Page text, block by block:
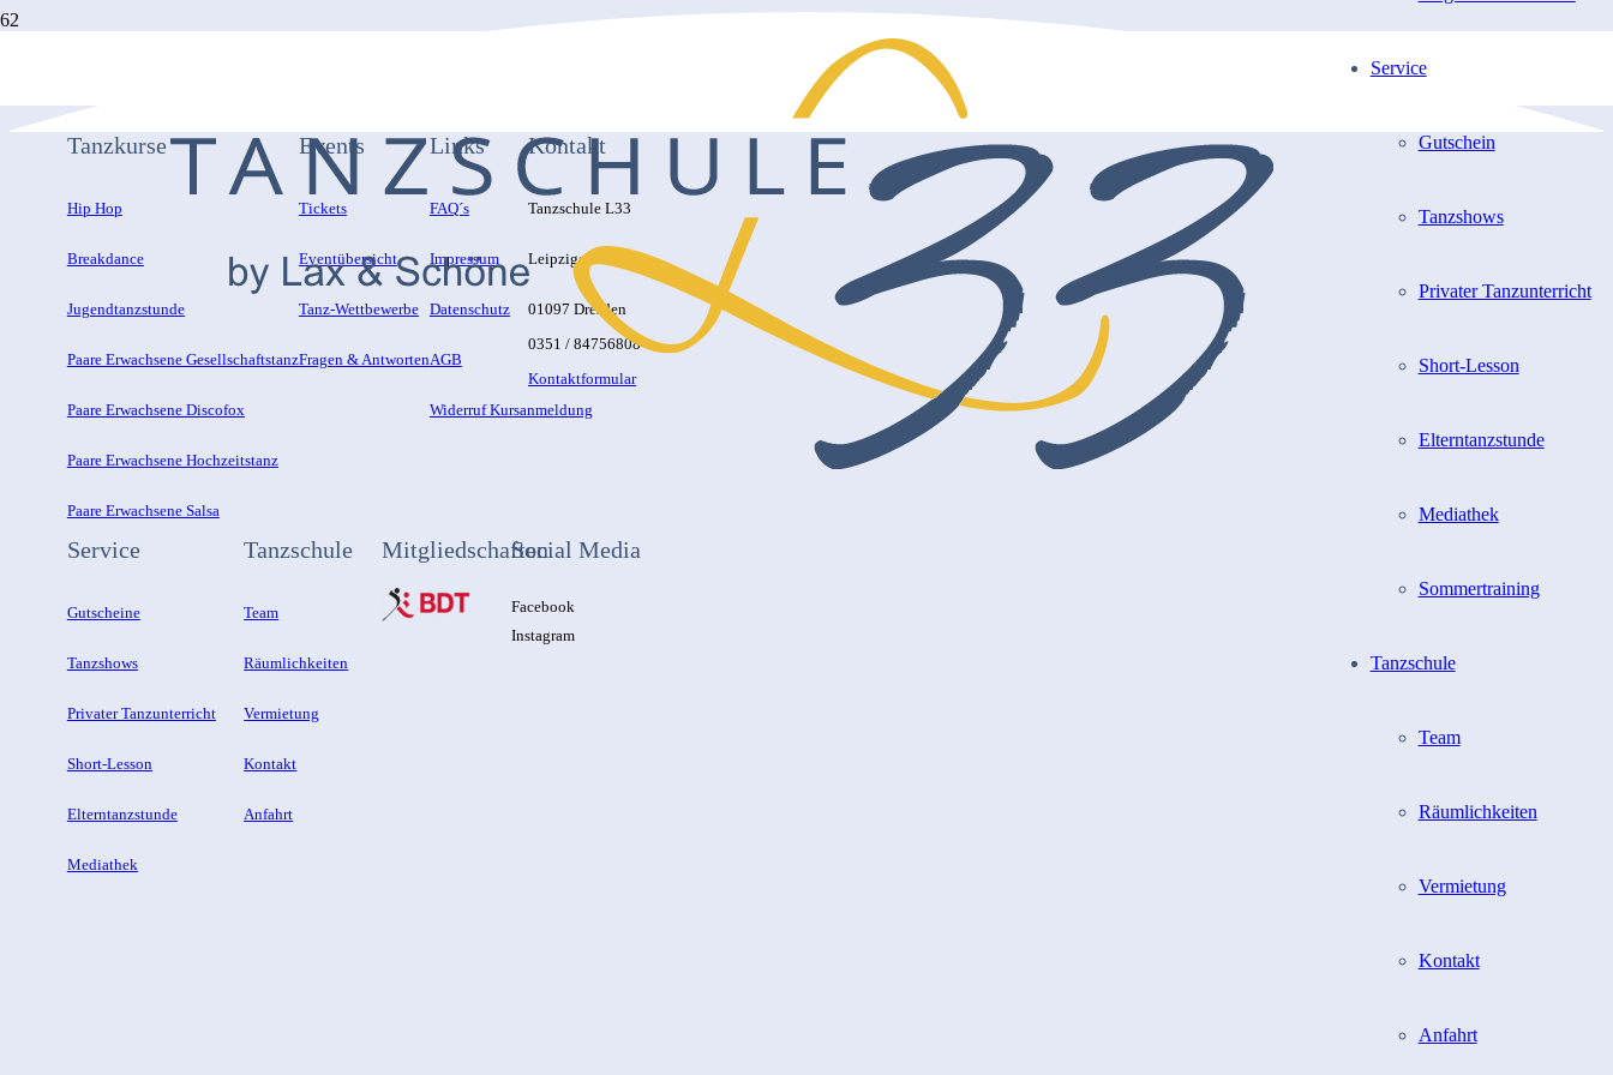
Service
Gutschein
Tanzshows
Privater Tanzunterricht
Short-Lesson
Elterntanzstunde
Mediathek
Sommertraining
Tanzschule
Team
Räumlichkeiten
Vermietung
Kontakt
Anfahrt
Tanzkurse
Hip Hop
Breakdance
Jugendtanzstunde
Paare Erwachsene Gesellschaftstanz
Paare Erwachsene Discofox
Paare Erwachsene Hochzeitstanz
Paare Erwachsene Salsa
Events
Tickets
Eventübersicht
Tanz-Wettbewerbe
Fragen & Antworten
Links
FAQ´s
Impressum
Datenschutz
AGB
Widerruf Kursanmeldung
Kontakt
Tanzschule L33
Leipziger Str. 33
01097 Dresden
0351 / 84756808
Kontaktformular
Service
Gutscheine
Tanzshows
Privater Tanzunterricht
Short-Lesson
Elterntanzstunde
Mediathek
Tanzschule
Team
Räumlichkeiten
Vermietung
Kontakt
Anfahrt
MitgliedschaftenSocial Media
Facebook
Instagram